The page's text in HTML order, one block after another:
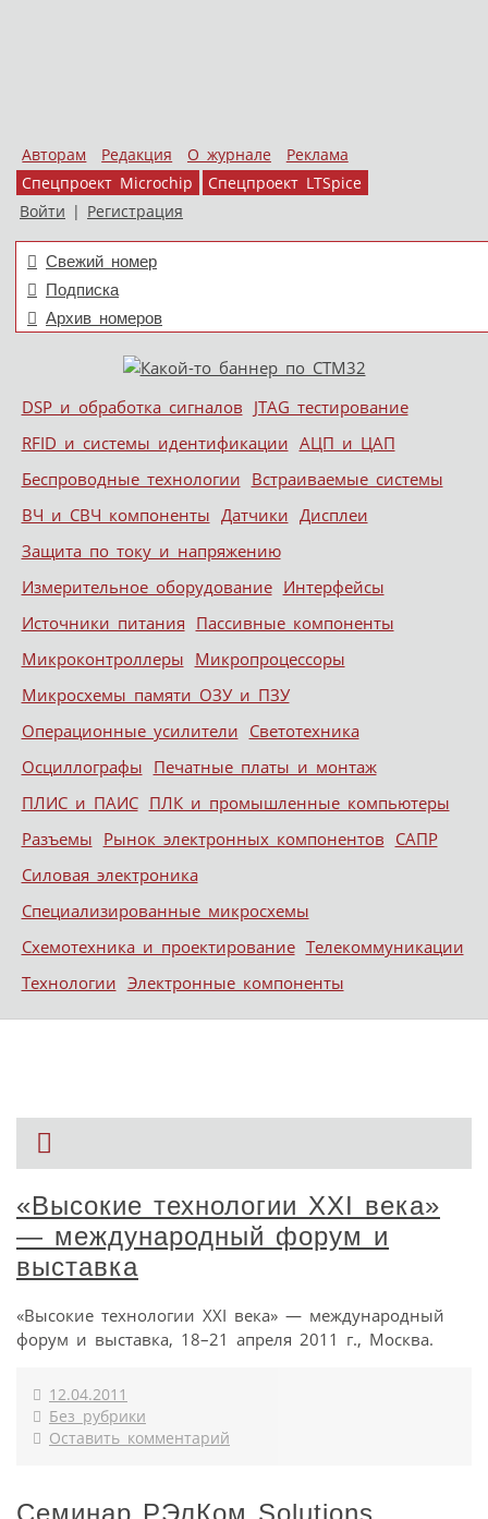
Авторам Редакция О журнале
Реклама
Спецпроект Microchip
Спецпроект LTSpice
Войти | Регистрация
Свежий номер
Подписка
Архив номеров
Меню
Skip to content
DSP и обработка сигналов JTAG тестирование
RFID и системы идентификации АЦП и ЦАП
Беспроводные технологии Встраиваемые системы
ВЧ и СВЧ компоненты Датчики Дисплеи
Защита по току и напряжению
Измерительное оборудование Интерфейсы
Источники питания Пассивные компоненты
Микроконтроллеры Микропроцессоры
Микросхемы памяти ОЗУ и ПЗУ
Операционные усилители Светотехника
Осциллографы Печатные платы и монтаж
ПЛИС и ПАИС ПЛК и промышленные компьютеры
Разъемы Рынок электронных компонентов САПР
Силовая электроника
Специализированные микросхемы
Схемотехника и проектирование Телекоммуникации
Технологии Электронные компоненты
«Высокие технологии XXI века»
— международный форум и
выставка
«Высокие технологии XXI века» — международный
форум и выставка, 18­–21 апреля 2011 г., Москва.
12.04.2011
Без рубрики
Оставить комментарий
Семинар РЭлКом Solutions